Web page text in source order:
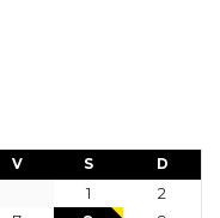
V S D
1
2